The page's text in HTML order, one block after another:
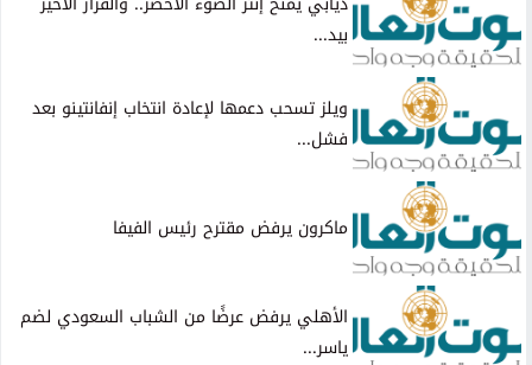
بيد...
ويلز تسحب دعمها لإعادة انتخاب إنفانتينو بعد
فشل...
ماكرون يرفض مقترح رئيس الفيفا
الأهلي يرفض عرضًا من الشباب السعودي لضم
ياسر...